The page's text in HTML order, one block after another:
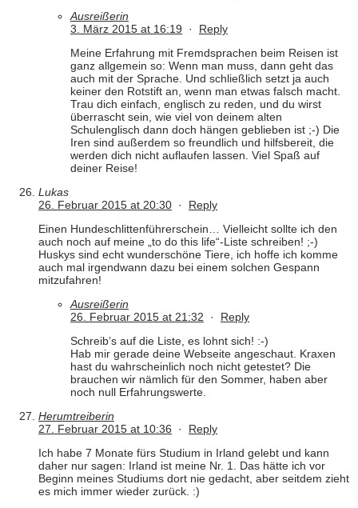
Ausreißerin
3. März 2015 at 16:19 · Reply
Meine Erfahrung mit Fremdsprachen beim Reisen ist
ganz allgemein so: Wenn man muss, dann geht das
auch mit der Sprache. Und schließlich setzt ja auch
keiner den Rotstift an, wenn man etwas falsch macht.
Trau dich einfach, englisch zu reden, und du wirst
überrascht sein, wie viel von deinem alten
Schulenglisch dann doch hängen geblieben ist ;-) Die
Iren sind außerdem so freundlich und hilfsbereit, die
werden dich nicht auflaufen lassen. Viel Spaß auf
deiner Reise!
Lukas
26. Februar 2015 at 20:30 · Reply
Einen Hundeschlittenführerschein… Vielleicht sollte ich den
auch noch auf meine „to do this life“-Liste schreiben! ;-)
Huskys sind echt wunderschöne Tiere, ich hoffe ich komme
auch mal irgendwann dazu bei einem solchen Gespann
mitzufahren!
Ausreißerin
26. Februar 2015 at 21:32 · Reply
Schreib’s auf die Liste, es lohnt sich! :-)
Hab mir gerade deine Webseite angeschaut. Kraxen
hast du wahrscheinlich noch nicht getestet? Die
brauchen wir nämlich für den Sommer, haben aber
noch null Erfahrungswerte.
Herumtreiberin
27. Februar 2015 at 10:36 · Reply
Ich habe 7 Monate fürs Studium in Irland gelebt und kann
daher nur sagen: Irland ist meine Nr. 1. Das hätte ich vor
Beginn meines Studiums dort nie gedacht, aber seitdem zieht
es mich immer wieder zurück. :)